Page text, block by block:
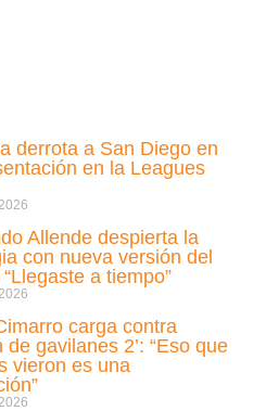
derrota a San Diego en
en la Leagues
Allende despierta la
con nueva versión del
a tiempo”
carga contra
de gavilanes 2’: “Eso que
vieron es una